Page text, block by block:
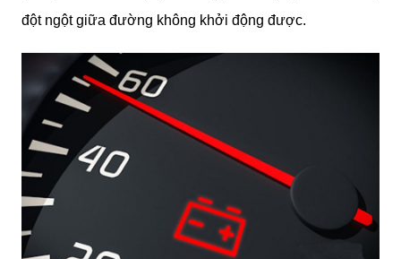
đột ngột giữa đường không khởi động được.